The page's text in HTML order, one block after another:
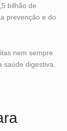
bilhão de
prevenção e do
nem sempre
digestiva.